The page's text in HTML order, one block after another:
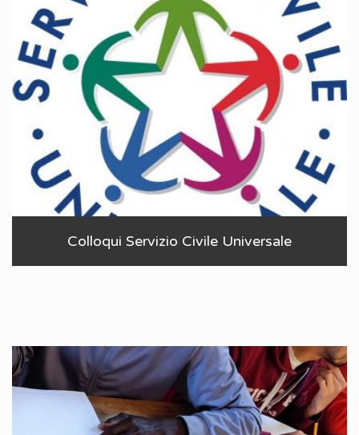
Colloqui Servizio Civile Universale